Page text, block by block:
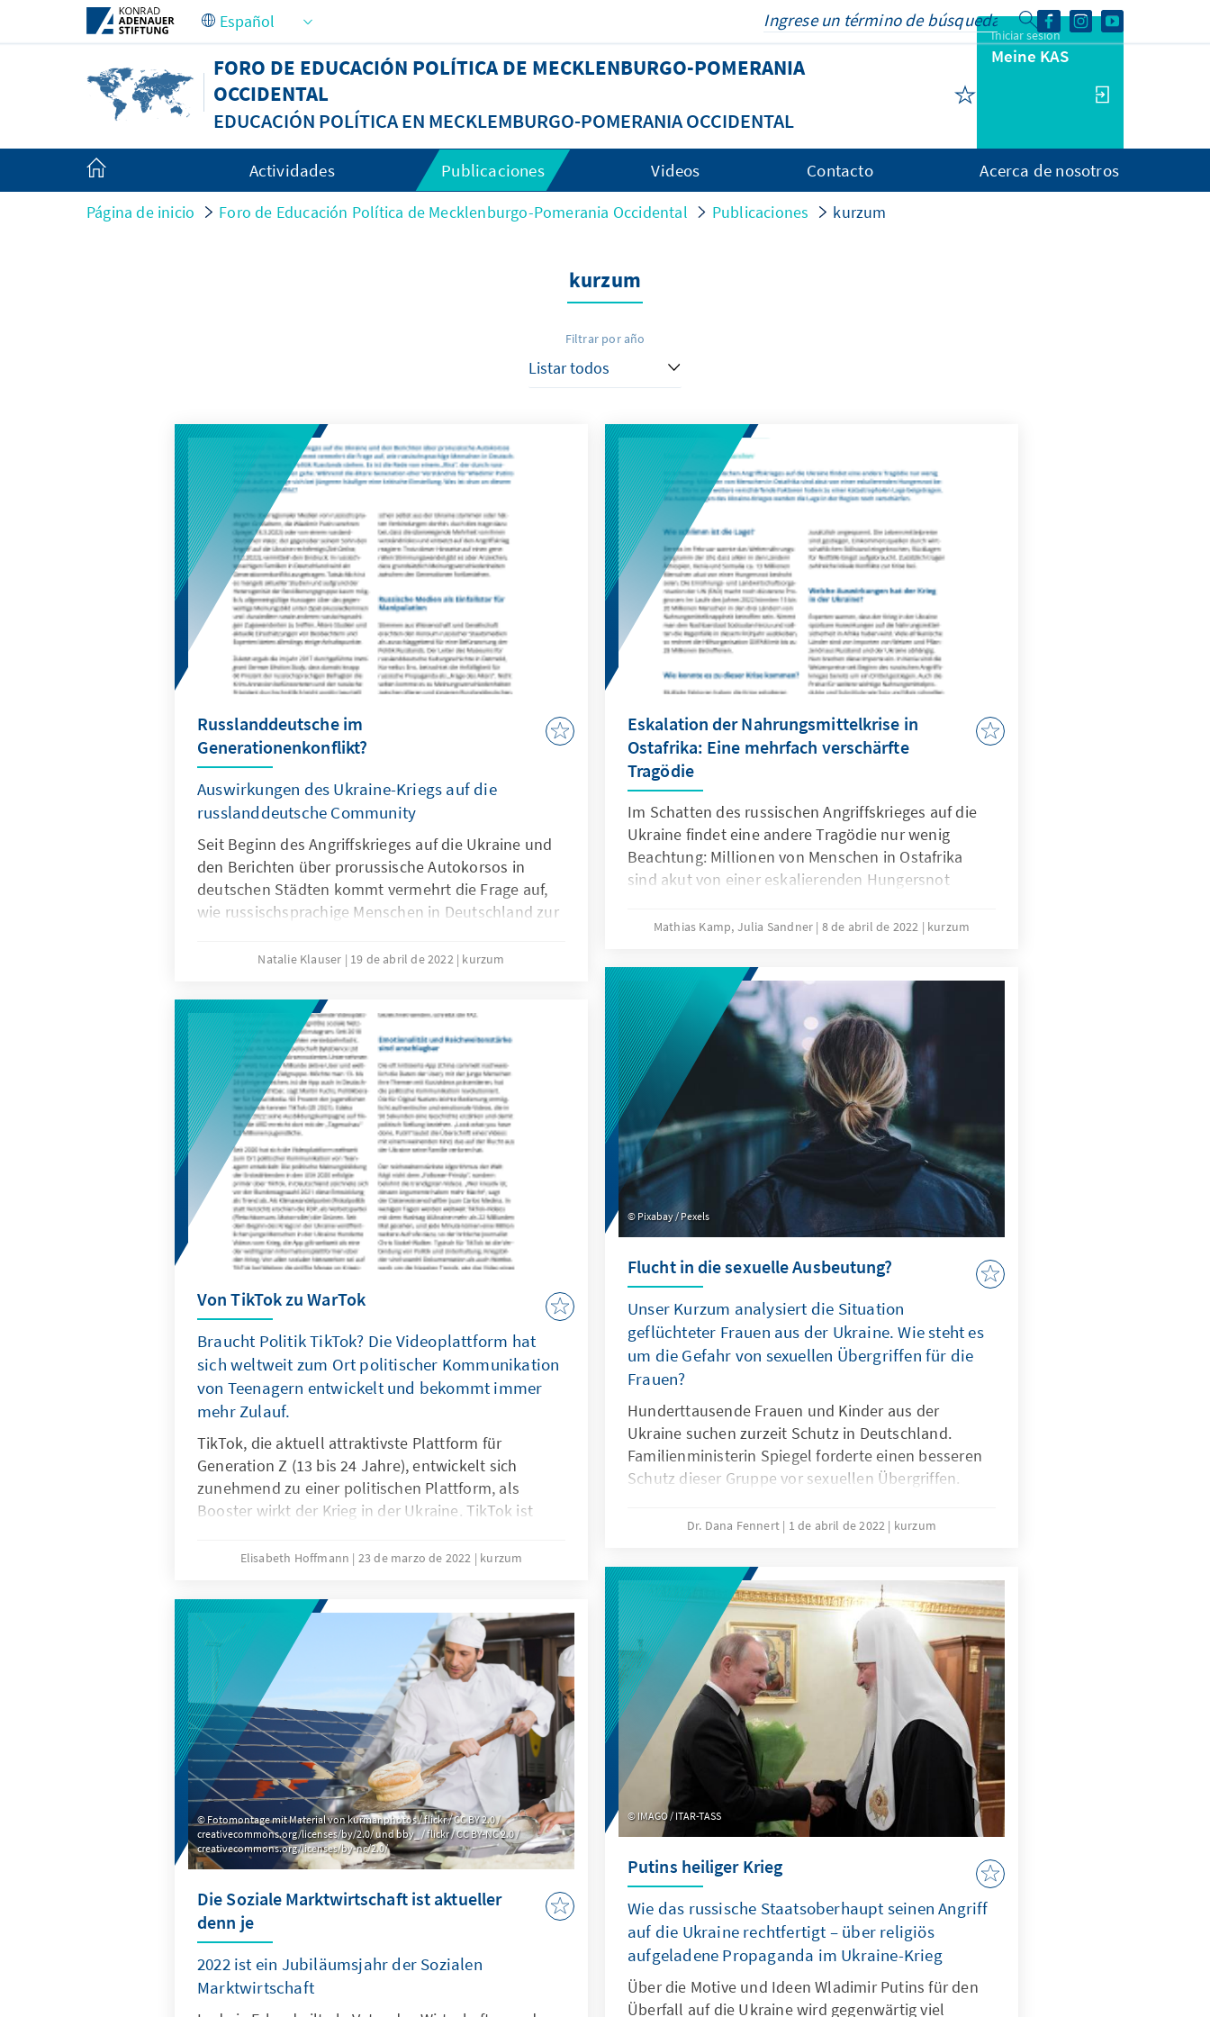
Saltar al contenido principal
FORO DE EDUCACIÓN POLÍTICA DE MECKLENBURGO-POMERANIA
OCCIDENTAL
EDUCACIÓN POLÍTICA EN MECKLEMBURGO-POMERANIA OCCIDENTAL
Iniciar sesión
Meine KAS
Actividades Publicaciones Videos Contacto Acerca de nosotros
Página de inicio Foro de Educación Política de Mecklenburgo-Pomerania Occidental Publicaciones kurzum
kurzum
Filtrar por año
Russlanddeutsche im
Generationenkonflikt?
Auswirkungen des Ukraine-Kriegs auf die
russlanddeutsche Community
Seit Beginn des Angriffskrieges auf die Ukraine und
den Berichten über prorussische Autokorsos in
deutschen Städten kommt vermehrt die Frage auf,
wie russischsprachige Menschen in Deutschland zur
Rede von einem „Riss“, der durch russlanddeutsche
Verständnis für Wladimir Putins Politik äußere, zeige
sich bei Jüngeren häufiger eine kritische Einstellung.
Was ist dran an diesem Generationenkonflikt?
Natalie Klauser 19 de abril de 2022 kurzum
Eskalation der Nahrungsmittelkrise in
Ostafrika: Eine mehrfach verschärfte
Tragödie
Im Schatten des russischen Angriffskrieges auf die
Ukraine findet eine andere Tragödie nur wenig
Beachtung: Millionen von Menschen in Ostafrika
sind akut von einer eskalierenden Hungersnot
haben zu einer katastrophalen Lage beigetragen. Die
in der Region noch verschärfen.
Mathias Kamp, Julia Sandner 8 de abril de 2022 kurzum
Pixabay / Pexels
Flucht in die sexuelle Ausbeutung?
Unser Kurzum analysiert die Situation
geflüchteter Frauen aus der Ukraine. Wie steht es
um die Gefahr von sexuellen Übergriffen für die
Frauen?
Hunderttausende Frauen und Kinder aus der
Ukraine suchen zurzeit Schutz in Deutschland.
Familienministerin Spiegel forderte einen besseren
Schutz dieser Gruppe vor sexuellen Übergriffen.
wieder von dubiosen Ansprachen und warnen vor
organisierten Zuhälterringen.
Dr. Dana Fennert 1 de abril de 2022 kurzum
Von TikTok zu WarTok
Braucht Politik TikTok? Die Videoplattform hat
sich weltweit zum Ort politischer Kommunikation
von Teenagern entwickelt und bekommt immer
mehr Zulauf.
TikTok, die aktuell attraktivste Plattform für
Generation Z (13 bis 24 Jahre), entwickelt sich
zunehmend zu einer politischen Plattform, als
Booster wirkt der Krieg in der Ukraine. TikTok ist
geworden, wird aber auch für russische Propaganda
sich die Plattform auch für Politik in Deutschland
genauer anzuschauen.
Elisabeth Hoffmann 23 de marzo de 2022 kurzum
IMAGO / ITAR-TASS
Putins heiliger Krieg
Wie das russische Staatsoberhaupt seinen Angriff
auf die Ukraine rechtfertigt – über religiös
aufgeladene Propaganda im Ukraine-Krieg
Über die Motive und Ideen Wladimir Putins für den
Überfall auf die Ukraine wird gegenwärtig viel
Fotomontage mit Material von kurmanphotos / flickr / CC BY 2.0 /
creativecommons.org/licenses/by/2.0/ und bby_ / flickr / CC BY-NC 2.0 /
creativecommons.org/licenses/by-nc/2.0/
Die Soziale Marktwirtschaft ist aktueller
denn je
2022 ist ein Jubiläumsjahr der Sozialen
Marktwirtschaft